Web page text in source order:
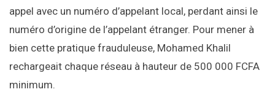
appel avec un numéro d’appelant local, perdant ainsi le
numéro d’origine de l’appelant étranger. Pour mener à
bien cette pratique frauduleuse, Mohamed Khalil
rechargeait chaque réseau à hauteur de 500 000 FCFA
minimum.